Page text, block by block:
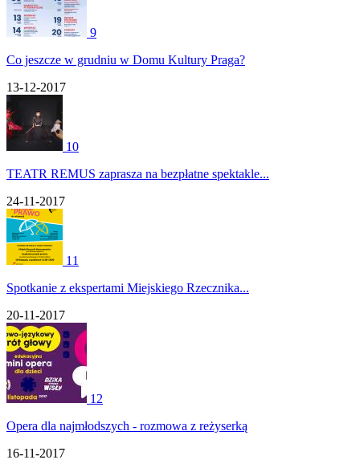
9
Co jeszcze w grudniu w Domu Kultury Praga?
13-12-2017
10
TEATR REMUS zaprasza na bezpłatne spektakle...
24-11-2017
11
Spotkanie z ekspertami Miejskiego Rzecznika...
20-11-2017
12
Opera dla najmłodszych - rozmowa z reżyserką
16-11-2017